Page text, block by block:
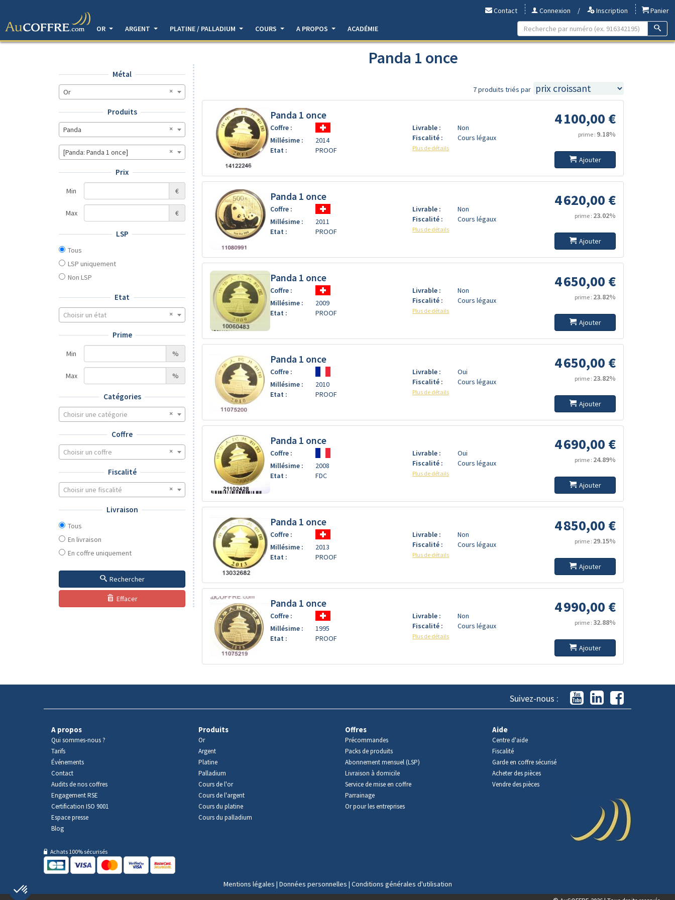
Contact Connexion / Inscription
Panier
OR
ARGENT PLATINE / PALLADIUM COURS A PROPOS ACADÉMIE
Métal
Or
Produits
Panda
[Panda: Panda 1 once]
Prix
Min €
Max €
LSP
Tous
LSP uniquement
Non LSP
Etat
Choisir un état
Prime
Min %
Max %
Catégories
Choisir une catégorie
Coffre
Choisir un coffre
Fiscalité
Choisir une fiscalité
Livraison
Tous
En livraison
En coffre uniquement
Rechercher
Effacer
Panda 1 once
7 produits triés par
Panda 1 once
Coffre :
Millésime :
2014
Etat :
PROOF
Livrable :
Non
Fiscalité :
Cours légaux
Plus de détails
4 100,00 €
prime : 9.18%
Ajouter
Panda 1 once
Coffre :
Millésime :
2011
Etat :
PROOF
Livrable :
Non
Fiscalité :
Cours légaux
Plus de détails
4 620,00 €
prime : 23.02%
Ajouter
Panda 1 once
Coffre :
Millésime :
2009
Etat :
PROOF
Livrable :
Non
Fiscalité :
Cours légaux
Plus de détails
4 650,00 €
prime : 23.82%
Ajouter
Panda 1 once
Coffre :
Millésime :
2010
Etat :
PROOF
Livrable :
Oui
Fiscalité :
Cours légaux
Plus de détails
4 650,00 €
prime : 23.82%
Ajouter
Panda 1 once
Coffre :
Millésime :
2008
Etat :
FDC
Livrable :
Oui
Fiscalité :
Cours légaux
Plus de détails
4 690,00 €
prime : 24.89%
Ajouter
Panda 1 once
Coffre :
Millésime :
2013
Etat :
PROOF
Livrable :
Non
Fiscalité :
Cours légaux
Plus de détails
4 850,00 €
prime : 29.15%
Ajouter
Panda 1 once
Coffre :
Millésime :
1995
Etat :
PROOF
Livrable :
Non
Fiscalité :
Cours légaux
Plus de détails
4 990,00 €
prime : 32.88%
Ajouter
Suivez-nous :
A propos
Qui sommes-nous ?
Tarifs
Événements
Contact
Audits de nos coffres
Engagement RSE
Certification ISO 9001
Espace presse
Blog
Produits
Or
Argent
Platine
Palladium
Cours de l'or
Cours de l'argent
Cours du platine
Cours du palladium
Offres
Précommandes
Packs de produits
Abonnement mensuel (LSP)
Livraison à domicile
Service de mise en coffre
Parrainage
Or pour les entreprises
Aide
Centre d'aide
Fiscalité
Garde en coffre sécurisé
Acheter des pièces
Vendre des pièces
Achats 100% sécurisés
Mentions légales | Données personnelles | Conditions générales d'utilisation